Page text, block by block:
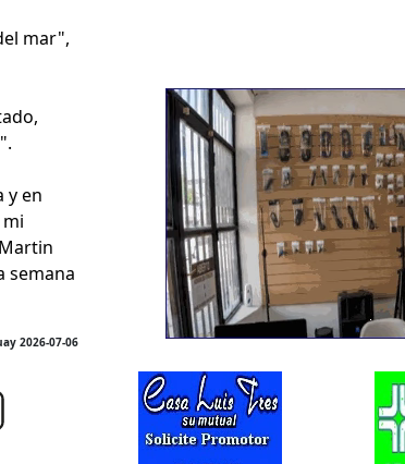
mar",
y en
semana
2026-07-06